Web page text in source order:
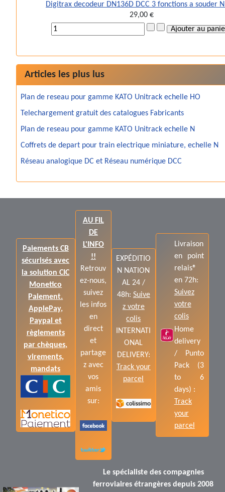
Digitrax decodeur DN136D DCC 3 fonctions a souder
29,00 €
Articles les plus lus
Plan de reseau pour gamme KATO Unitrack echelle HO
Telechargement gratuit des catalogues Fabricants
Plan de reseau pour gamme KATO Unitrack echelle N
Coffrets de depart pour train electrique miniature, echelle N
Réseau analogique DC et Réseau numérique DCC
Paiements CB
sécurisés avec
la solution CIC
Monetico
Paiement.
ApplePay,
Paypal et
règlements
par chèques,
virements,
mandats
AU FIL
DE
L'INFO
!!
Retrouv
ez-nous,
suivez
les infos
en
direct
et
partage
z avec
vos
amis
sur:
EXPÉDITIO
N NATION
AL 24 /
48h: Suive
z votre
colis
INTERNATI
ONAL
DELIVERY:
Track your
parcel
Livraison
en point
relais®
en 72h:
Suivez
votre
colis
Home
delivery
/ Punto
Pack (3
to 6
days) :
Track
your
parcel
Le spécialiste des compagnies
ferroviaires étrangères depuis 2008